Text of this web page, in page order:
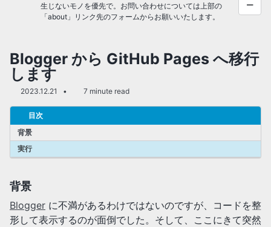
生じないモノを優先で。お問い合わせについては上部の
「about」リンク先のフォームからお願いいたします。
ー
Blogger から GitHub Pages へ移行
します
2023.12.21 7 minute read
目次
背景
実行
背景
Blogger に不満があるわけではないのですが、コードを整
形して表示するのが面倒でした。そして、ここにきて突然